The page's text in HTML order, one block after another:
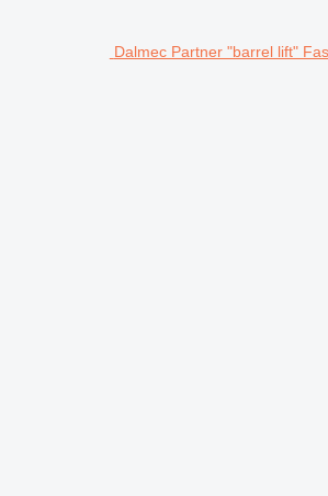
Dalmec Partner "barrel lift"